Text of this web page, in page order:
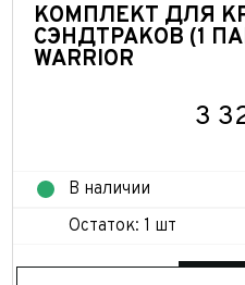
КОМПЛЕКТ ДЛЯ
СЭНДТРАКОВ (1
WARRIOR
3
В наличии
Остаток: 1 шт